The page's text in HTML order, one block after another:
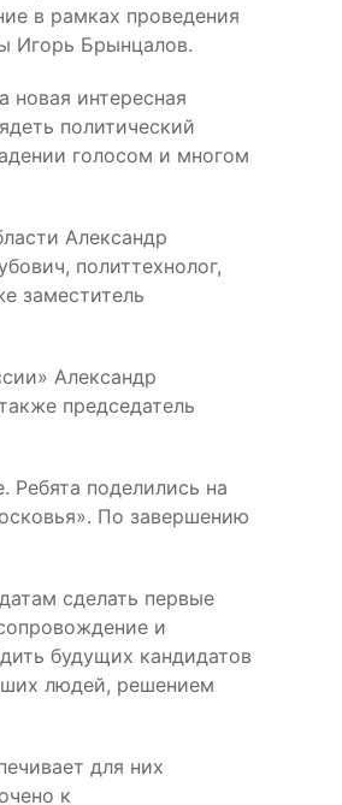
в рамках проведения
Игорь Брынцалов.
интересная
политический
голосом и многом
Александр
политтехнолог,
заместитель
Александр
председатель
Ребята поделились на
По завершению
сделать первые
и
будущих кандидатов
людей, решением
для них
к